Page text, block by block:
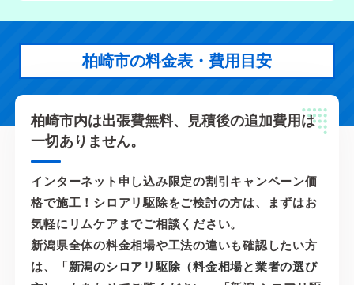
柏崎市の料金表・費用目安
柏崎市内は出張費無料、見積後の追加費用は
一切ありません。
インターネット申し込み限定の割引キャンペーン価
格で施工！シロアリ駆除をご検討の方は、まずはお
気軽にリムケアまでご相談ください。
新潟県全体の料金相場や工法の違いも確認したい方
は、「新潟のシロアリ駆除（料金相場と業者の選び